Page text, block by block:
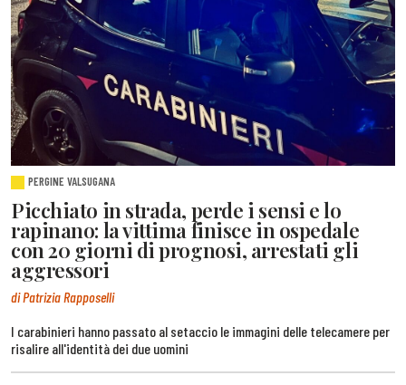
PERGINE VALSUGANA
Picchiato in strada, perde i sensi e lo
rapinano: la vittima finisce in ospedale
con 20 giorni di prognosi, arrestati gli
aggressori
di Patrizia Rapposelli
I carabinieri hanno passato al setaccio le immagini delle telecamere per
risalire all'identità dei due uomini